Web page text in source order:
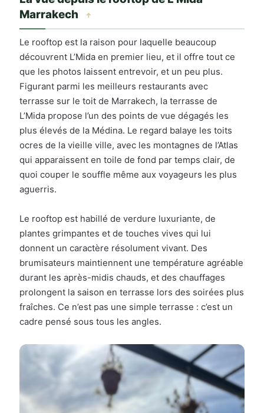
Marrakech
↑
Le rooftop est la raison pour laquelle beaucoup
découvrent L’Mida en premier lieu, et il offre tout ce
que les photos laissent entrevoir, et un peu plus.
Figurant parmi les meilleurs restaurants avec
terrasse sur le toit de Marrakech, la terrasse de
L’Mida propose l’un des points de vue dégagés les
plus élevés de la Médina. Le regard balaye les toits
ocres de la vieille ville, avec les montagnes de l’Atlas
qui apparaissent en toile de fond par temps clair, de
quoi couper le souffle même aux voyageurs les plus
aguerris.
Le rooftop est habillé de verdure luxuriante, de
plantes grimpantes et de touches vives qui lui
donnent un caractère résolument vivant. Des
brumisateurs maintiennent une température agréable
durant les après-midis chauds, et des chauffages
prolongent la saison en terrasse lors des soirées plus
fraîches. Ce n’est pas une simple terrasse : c’est un
cadre pensé sous tous les angles.